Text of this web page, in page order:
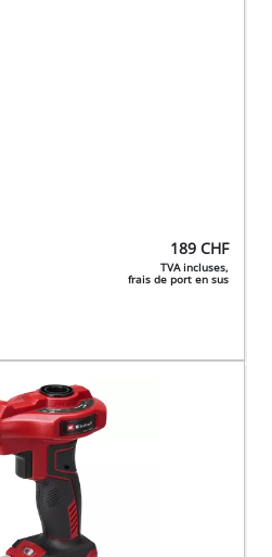
189 CHF
TVA incluses,
frais de port en sus